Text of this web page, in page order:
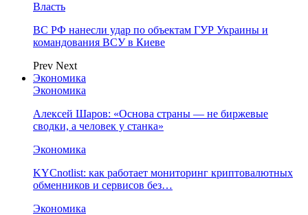
Власть
ВС РФ нанесли удар по объектам ГУР Украины и
командования ВСУ в Киеве
Prev Next
Экономика
Экономика
Алексей Шаров: «Основа страны — не биржевые
сводки, а человек у станка»
Экономика
KYCnotlist: как работает мониторинг криптовалютных
обменников и сервисов без…
Экономика